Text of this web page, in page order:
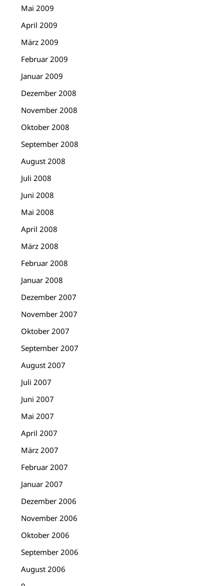
Mai 2009
April 2009
März 2009
Februar 2009
Januar 2009
Dezember 2008
November 2008
Oktober 2008
September 2008
August 2008
Juli 2008
Juni 2008
Mai 2008
April 2008
März 2008
Februar 2008
Januar 2008
Dezember 2007
November 2007
Oktober 2007
September 2007
August 2007
Juli 2007
Juni 2007
Mai 2007
April 2007
März 2007
Februar 2007
Januar 2007
Dezember 2006
November 2006
Oktober 2006
September 2006
August 2006